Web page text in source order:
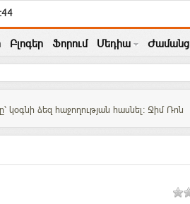
Բլոգեր Ֆորում Մեդիա Ժամանց
կօգնի ձեզ հաջողության հասնել: Ջիմ Ռոն